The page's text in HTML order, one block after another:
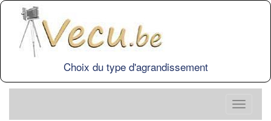
Choix du type d'agrandissement